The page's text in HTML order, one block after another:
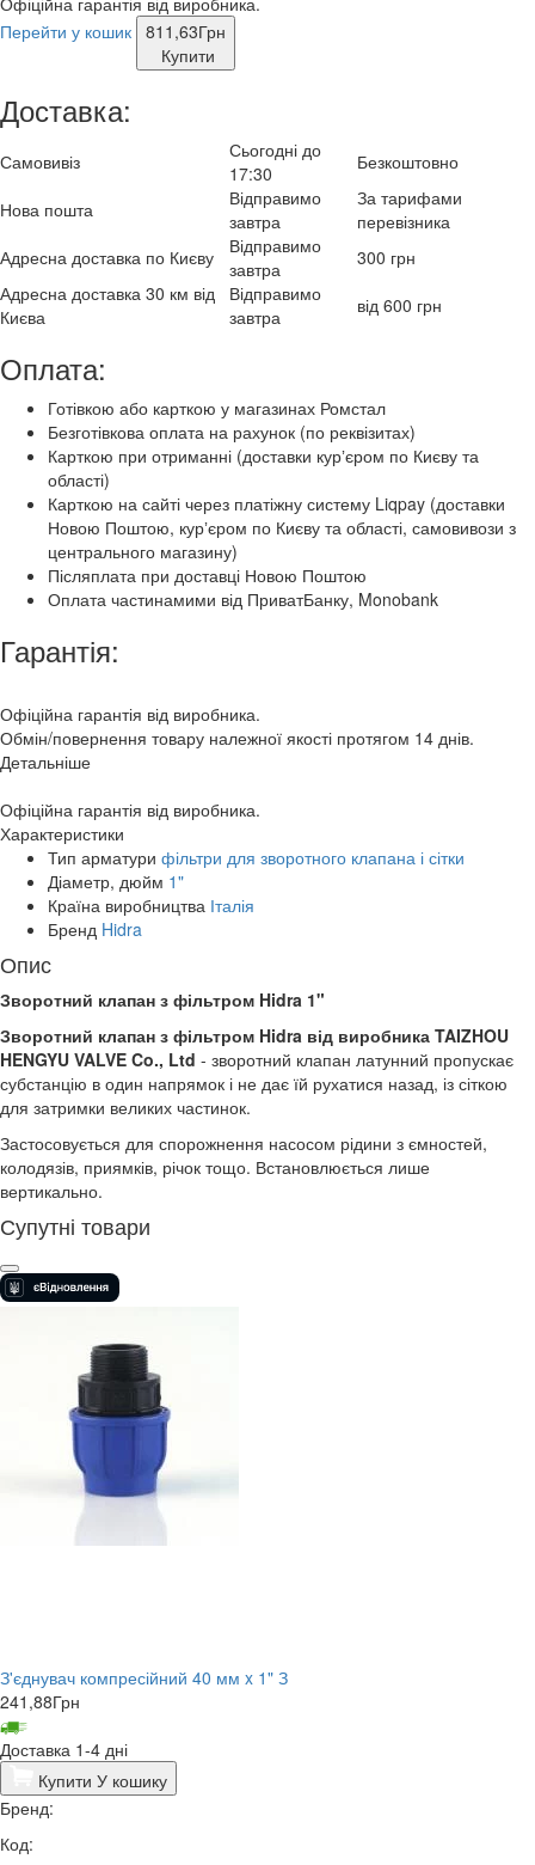
Перейти у кошик 811,63Грн
Купити
Доставка:
Самовивіз
Сьогодні до
17:30
Безкоштовно
Нова пошта
Відправимо
завтра
За тарифами
перевізника
Адресна доставка по Києву
Відправимо
завтра
300 грн
Адресна доставка 30 км від
Києва
Відправимо
завтра
від 600 грн
Оплата:
Готівкою або карткою у магазинах Ромстал
Безготівкова оплата на рахунок (по реквізитах)
Карткою при отриманні (доставки курʼєром по Києву та
області)
Карткою на сайті через платіжну систему Liqpay (доставки
Новою Поштою, курʼєром по Києву та області, самовивози з
центрального магазину)
Післяплата при доставці Новою Поштою
Оплата частинамими від ПриватБанку, Monobank
Гарантія:
Офіційна гарантія від виробника.
Обмін/повернення товару належної якості протягом 14 днів.
Детальніше
Офіційна гарантія від виробника.
Характеристики
Тип арматури фільтри для зворотного клапана і сітки
Діаметр, дюйм 1"
Країна виробництва Італія
Бренд Hidra
Опис
Зворотний клапан з фільтром Hidra 1"
Зворотний клапан з фільтром Hidra від виробника TAIZHOU
HENGYU VALVE Co., Ltd - зворотний клапан латунний пропускає
субстанцію в один напрямок і не дає їй рухатися назад, із сіткою
для затримки великих частинок.
Застосовується для спорожнення насосом рідини з ємностей,
колодязів, приямків, річок тощо. Встановлюється лише
вертикально.
Супутні товари
З'єднувач компресійний 40 мм x 1" З
241,88Грн
Доставка 1-4 дні
Купити У кошику
Бренд:
Код: